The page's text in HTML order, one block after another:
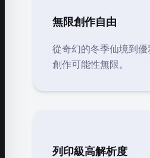
無限創作自由
從奇幻的冬季仙境到優
創作可能性無限。
列印級高解析度